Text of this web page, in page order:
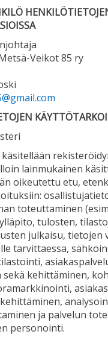
Veikot 85 ry
lainmukainen
oikeutettu etu,
toteuttaminen
tulosten,
julkaisu, tietojen
tarvittaessa,
kehittäminen,
ja palvelun
personointi.